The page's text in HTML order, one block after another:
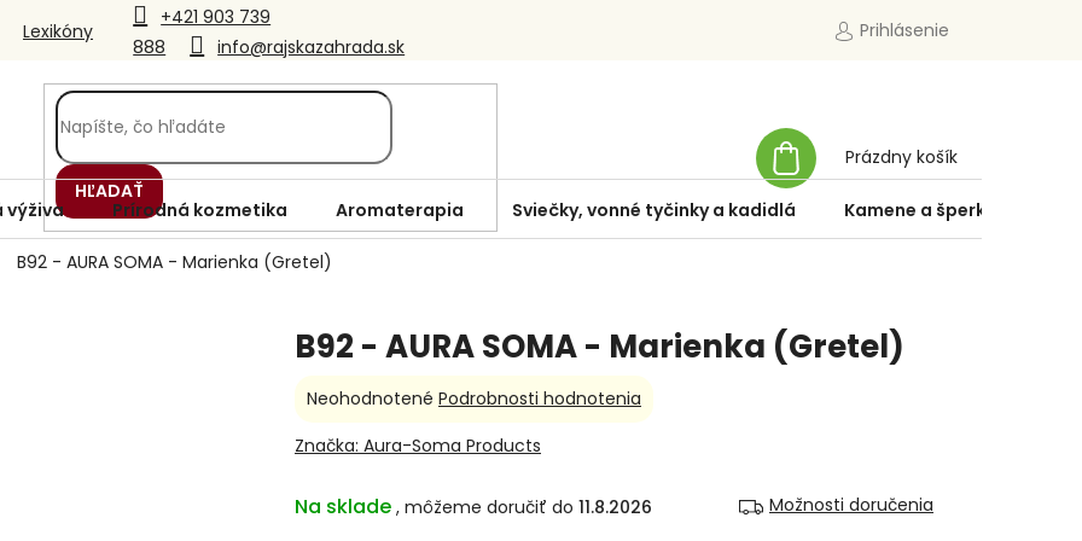
+421 903 739
888
info@rajskazahrada.sk
Lexikóny Prihlásenie
HĽADAŤ
KOŠÍK
Prázdny košík
výživa Prírodná kozmetika Aromaterapia Sviečky, vonné tyčinky a kadidlá Kamene a šperky
B92 - AURA SOMA - Marienka (Gretel)
B92 - AURA SOMA - Marienka (Gretel)
Na sklade 11.8.2026 Možnosti doručenia
Priemerné
produktu
z
Neohodnotené Podrobnosti hodnotenia
Značka: Aura-Soma Products